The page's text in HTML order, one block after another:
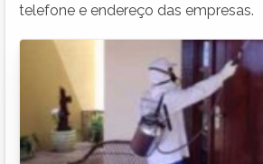
telefone e endereço das empresas.